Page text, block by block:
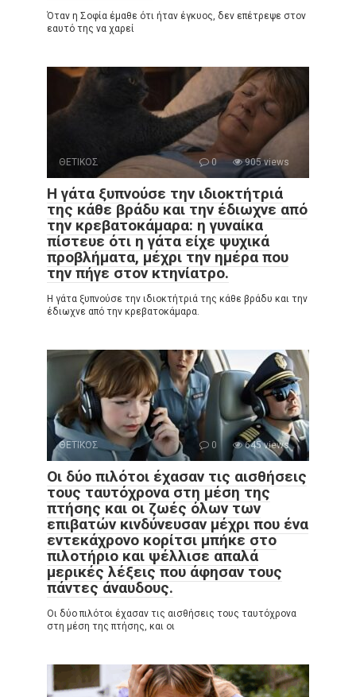
Όταν η Σοφία έμαθε ότι ήταν έγκυος, δεν επέτρεψε στον
εαυτό της να χαρεί
ΘΕΤΙΚΟΣ 0 905 views
Η γάτα ξυπνούσε την ιδιοκτήτριά
της κάθε βράδυ και την έδιωχνε από
την κρεβατοκάμαρα: η γυναίκα
πίστευε ότι η γάτα είχε ψυχικά
προβλήματα, μέχρι την ημέρα που
την πήγε στον κτηνίατρο.
Η γάτα ξυπνούσε την ιδιοκτήτριά της κάθε βράδυ και την
έδιωχνε από την κρεβατοκάμαρα.
ΘΕΤΙΚΟΣ 0 645 views
Οι δύο πιλότοι έχασαν τις αισθήσεις
τους ταυτόχρονα στη μέση της
πτήσης και οι ζωές όλων των
επιβατών κινδύνευσαν μέχρι που ένα
εντεκάχρονο κορίτσι μπήκε στο
πιλοτήριο και ψέλλισε απαλά
μερικές λέξεις που άφησαν τους
πάντες άναυδους.
Οι δύο πιλότοι έχασαν τις αισθήσεις τους ταυτόχρονα
στη μέση της πτήσης, και οι